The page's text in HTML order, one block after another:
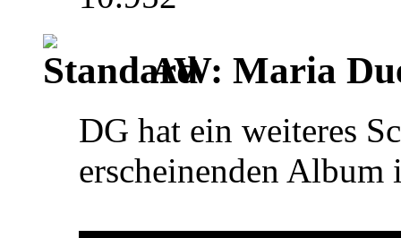
AW: Maria
DG hat ein weiteres
erscheinenden Album